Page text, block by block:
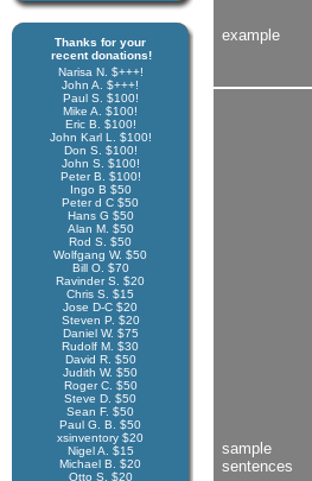
Thanks for your
recent donations!
Narisa N. $+++!
John A. $+++!
Paul S. $100!
Mike A. $100!
Eric B. $100!
John Karl L. $100!
Don S. $100!
John S. $100!
Peter B. $100!
Ingo B $50
Peter d C $50
Hans G $50
Alan M. $50
Rod S. $50
Wolfgang W. $50
Bill O. $70
Ravinder S. $20
Chris S. $15
Jose D-C $20
Steven P. $20
Daniel W. $75
Rudolf M. $30
David R. $50
Judith W. $50
Roger C. $50
Steve D. $50
Sean F. $50
Paul G. B. $50
xsinventory $20
Nigel A. $15
Michael B. $20
Otto S. $20
example
sample
sentences